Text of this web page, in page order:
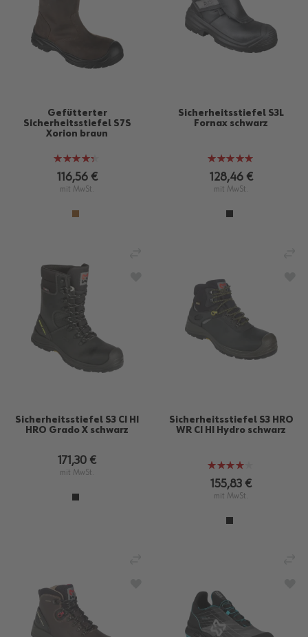
Gefütterter
Sicherheitsstiefel S7S
Xorion braun
Bewertung:
86%
116,56 €
mit MwSt.
Sicherheitsstiefel S3L
Fornax schwarz
Bewertung:
100%
128,46 €
mit MwSt.
Sicherheitsstiefel S3 CI HI
HRO Grado X schwarz
171,30 €
mit MwSt.
Sicherheitsstiefel S3 HRO
WR CI HI Hydro schwarz
Bewertung:
80%
155,83 €
mit MwSt.